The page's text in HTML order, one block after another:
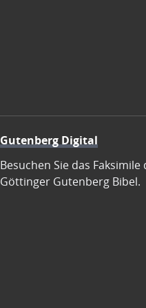
Gutenberg Digital
Besuchen Sie das Faksimile
Göttinger Gutenberg Bibel.